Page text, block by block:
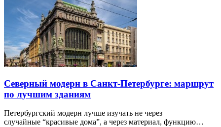
Северный модерн в Санкт-Петербурге: маршрут
по лучшим зданиям
Петербургский модерн лучше изучать не через
случайные “красивые дома”, а через материал, функцию…